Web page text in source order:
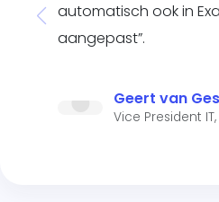
automatisch ook in
aangepast”.
Geert van
Vice President